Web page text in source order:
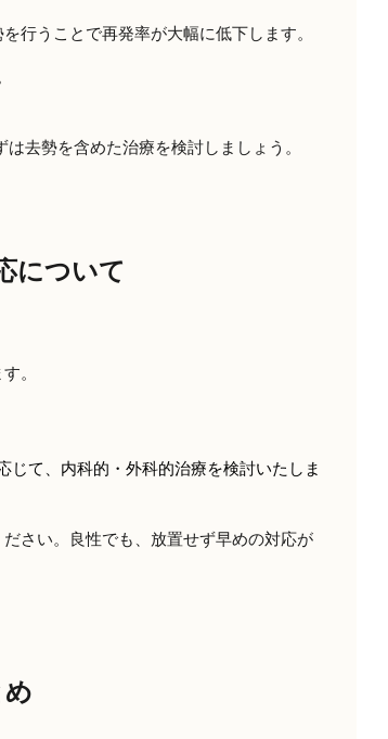
行うことで再発率が大幅に低下します。
去勢を含めた治療を検討しましょう。
について
。
じて、内科的・外科的治療を検討いたしま
さい。良性でも、放置せず早めの対応が
め